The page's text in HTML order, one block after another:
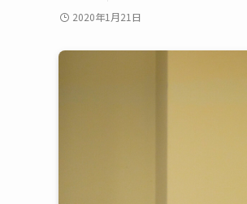
2020年1月21日